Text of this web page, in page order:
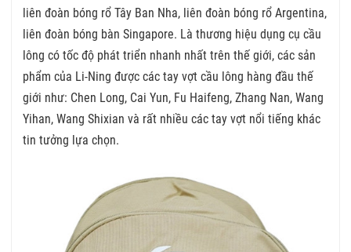
liên đoàn bóng rổ Tây Ban Nha, liên đoàn bóng rổ Argentina,
liên đoàn bóng bàn Singapore. Là thương hiệu dụng cụ cầu
lông có tốc độ phát triển nhanh nhất trên thế giới, các sản
phẩm của Li-Ning được các tay vợt cầu lông hàng đầu thế
giới như: Chen Long, Cai Yun, Fu Haifeng, Zhang Nan, Wang
Yihan, Wang Shixian và rất nhiều các tay vợt nổi tiếng khác
tin tưởng lựa chọn.